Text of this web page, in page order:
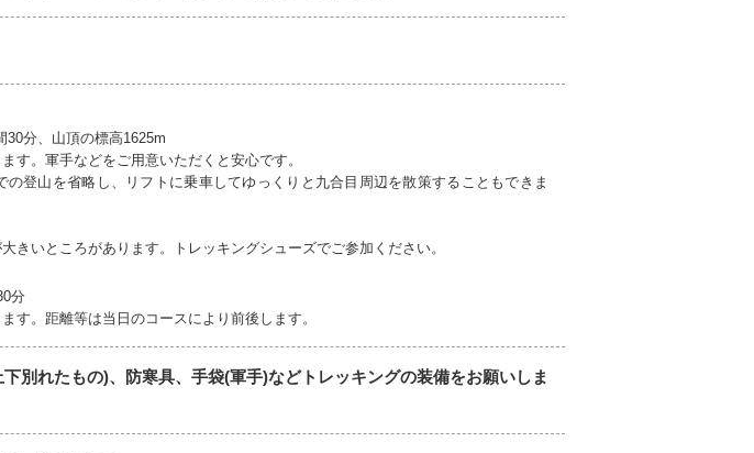
分、山頂の標高1625m
す。軍手などをご用意いただくと安心です。
登山を省略し、リフトに乗車してゆっくりと九合目周辺を散策することもできま
きいところがあります。トレッキングシューズでご参加ください。
分
す。距離等は当日のコースにより前後します。
別れたもの)、防寒具、手袋(軍手)などトレッキングの装備をお願いしま